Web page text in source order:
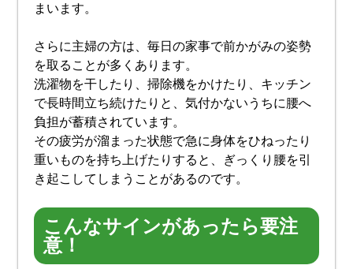
まいます。
さらに主婦の方は、毎日の家事で前かがみの姿勢
を取ることが多くあります。
洗濯物を干したり、掃除機をかけたり、キッチン
で長時間立ち続けたりと、気付かないうちに腰へ
負担が蓄積されています。
その疲労が溜まった状態で急に身体をひねったり
重いものを持ち上げたりすると、ぎっくり腰を引
き起こしてしまうことがあるのです。
こんなサインがあったら要注
意！